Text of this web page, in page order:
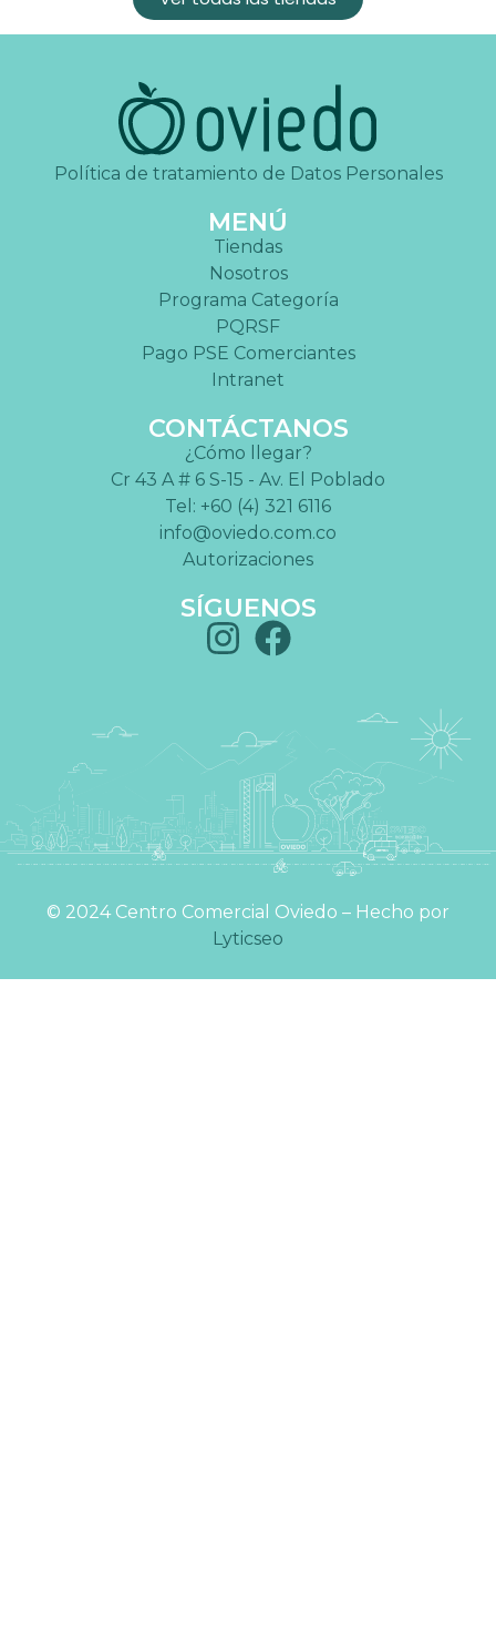
Política de tratamiento de Datos Personales
MENÚ
Tiendas
Nosotros
Programa Categoría
PQRSF
Pago PSE Comerciantes
Intranet
CONTÁCTANOS
¿Cómo llegar?
Cr 43 A # 6 S-15 - Av. El Poblado
Tel: +60 (4) 321 6116
info@oviedo.com.co
Autorizaciones
SÍGUENOS
©️ 2024 Centro Comercial Oviedo – Hecho por
Lyticseo